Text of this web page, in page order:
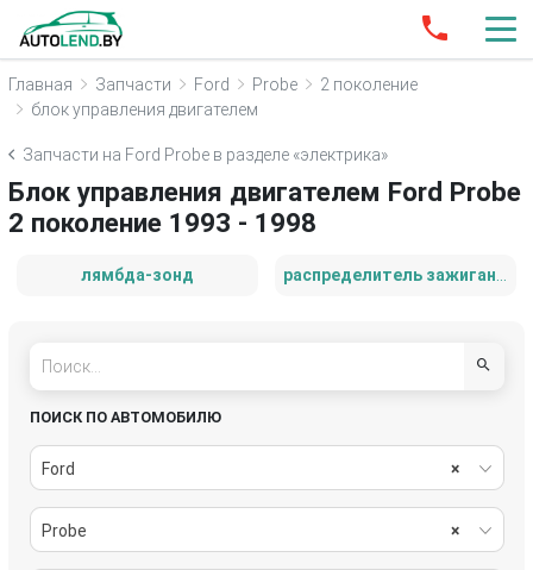
Главная Запчасти Ford Probe
2 поколение
блок управления двигателем
Запчасти на Ford Probe в разделе «электрика»
Блок управления двигателем Ford Probe
2 поколение 1993 - 1998
лямбда-зонд
ПОИСК ПО АВТОМОБИЛЮ
×
Ford
×
Probe